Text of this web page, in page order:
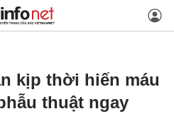
kịp thời hiến máu
thuật ngay